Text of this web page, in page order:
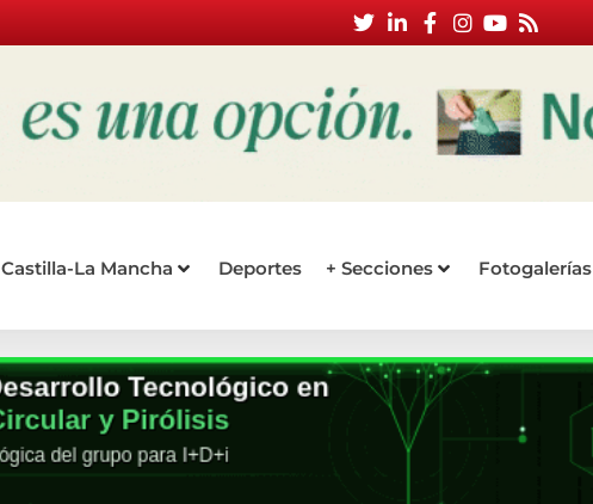
Castilla-La Mancha Deportes + Secciones Fotogalerías